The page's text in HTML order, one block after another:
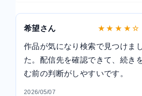
希望さん ★ ★ ★ ★ ☆
作品が気になり検索で見つけま
た。配信先を確認できて、続き
む前の判断がしやすいです。
2026/05/07